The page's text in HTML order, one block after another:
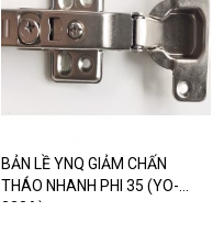
BẢN LỀ YNQ GIẢM CHẤN
THÁO NHANH PHI 35 (YO-
233A)